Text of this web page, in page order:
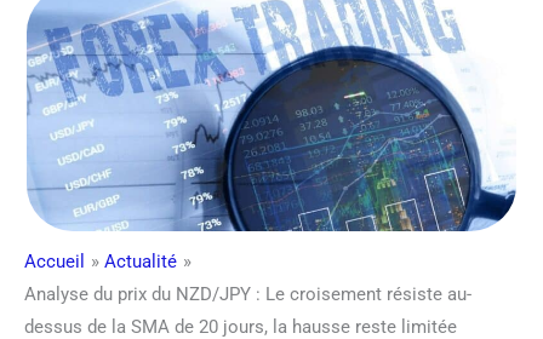
Accueil
Actualité
Analyse du prix du NZD/JPY : Le croisement résiste au-
dessus de la SMA de 20 jours, la hausse reste limitée